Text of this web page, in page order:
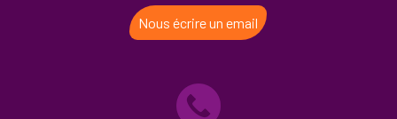
Nous écrire un email